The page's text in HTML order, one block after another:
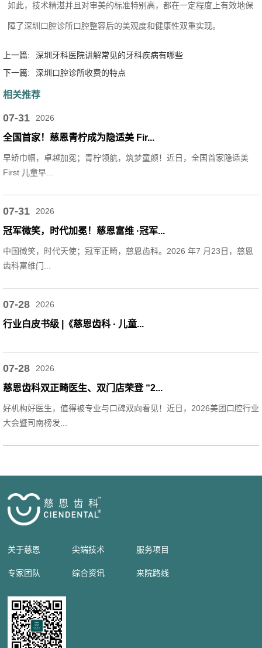
如此，技术精湛并且对审美的标准特别高，都在一定程度上有效地保
障了深圳口腔诊所口腔整容后的美观度和健康性双重实现。
上一篇:
深圳牙科医院讲解常见的牙科疾病有哪些
下一篇:
深圳口腔诊所收费的特点
相关推荐
07-31 2026
全国首家！慈恩青柠成为隐适美 Fir...
早矫巾帼，卓越加冕；青柠领航，筑梦童颜！近日，全国首家隐适美
First 儿童早...
07-31 2026
冠军微笑，时代加冕！慈恩富维 ·冠军...
中国微笑，时代天使；冠军正畸，慈恩齿科。2026 年7 月23日，慈恩
齿科富维门...
07-28 2026
行业白皮书级 |《慈恩齿科 · 儿童...
07-28 2026
慈恩齿科双正畸医生、双门店荣登 “2...
好机构好医生，值得被专业与口碑双向看见！近日，2026美团口腔行业
大会暨司南榜发...
关于慈恩 尖端技术 服务项目
专家团队 综合资讯 来院路线